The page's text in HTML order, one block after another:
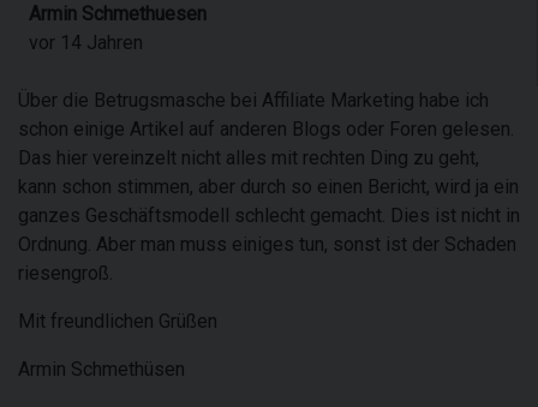
Armin Schmethuesen
vor 14 Jahren
Über die Betrugsmasche bei Affiliate Marketing habe ich
schon einige Artikel auf anderen Blogs oder Foren gelesen.
Das hier vereinzelt nicht alles mit rechten Ding zu geht,
kann schon stimmen, aber durch so einen Bericht, wird ja ein
ganzes Geschäftsmodell schlecht gemacht. Dies ist nicht in
Ordnung. Aber man muss einiges tun, sonst ist der Schaden
riesengroß.
Mit freundlichen Grüßen
Armin Schmethüsen